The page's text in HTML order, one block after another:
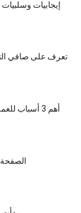
تعرف على صافي
أهم 3 أسباب للعمل بموجب اتفاقية تمثيل المشتري
الصفحة